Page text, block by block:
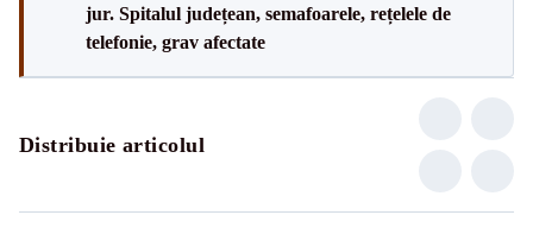
jur. Spitalul județean, semafoarele, rețelele de
telefonie, grav afectate
Distribuie articolul